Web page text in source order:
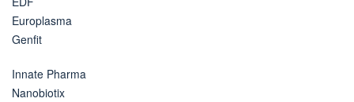
Europlasma
Genfit
Innate Pharma
Nanobiotix